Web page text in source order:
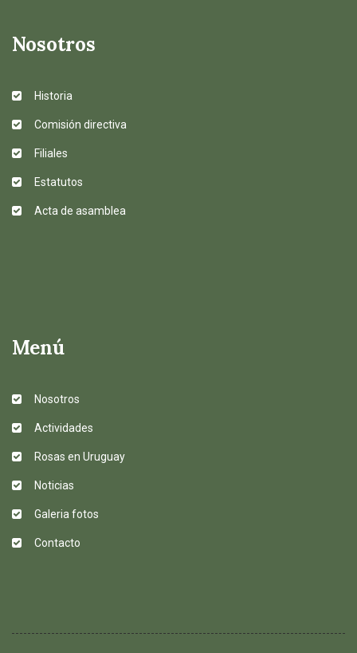
Nosotros
Historia
Comisión directiva
Filiales
Estatutos
Acta de asamblea
Menú
Nosotros
Actividades
Rosas en Uruguay
Noticias
Galeria fotos
Contacto